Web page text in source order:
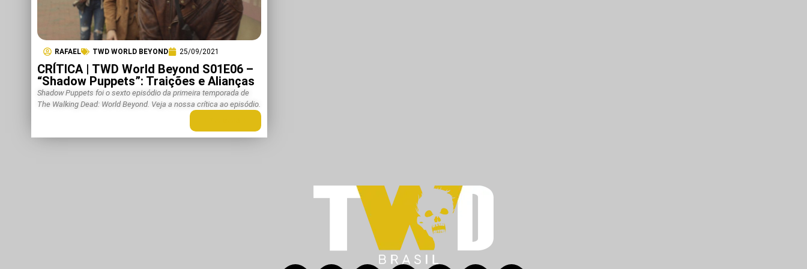
RAFAEL TWD WORLD BEYOND 25/09/2021
CRÍTICA | TWD World Beyond S01E06 –
“Shadow Puppets”: Traições e Alianças
Shadow Puppets foi o sexto episódio da primeira temporada de
The Walking Dead: World Beyond. Veja a nossa crítica ao episódio.